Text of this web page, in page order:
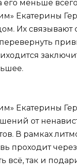
его меньше
Екатерины
Их связывают
Екатерины
от
В рамках
проходит
всё, так и